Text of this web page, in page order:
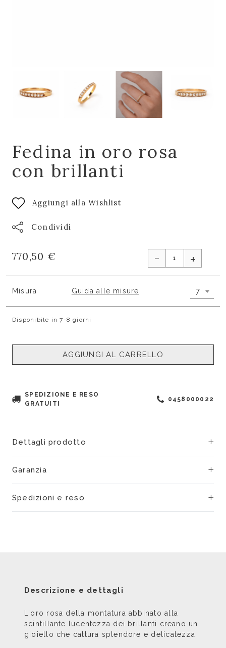
Fedina in oro rosa
con brillanti
Aggiungi alla Wishlist
Condividi
770,50 € - +
Misura Guida alle misure 7
Disponibile in 7-8 giorni
AGGIUNGI AL CARRELLO
SPEDIZIONE E RESO
GRATUITI
0458000022
Dettagli prodotto
Garanzia
Spedizioni e reso
Descrizione e dettagli
L'oro rosa della montatura abbinato alla
scintillante lucentezza dei brillanti creano un
gioiello che cattura splendore e delicatezza.